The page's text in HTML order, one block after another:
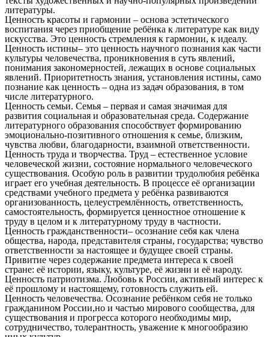
литературы.
Ценность красоты и гармонии – основа эстетического
воспитания через приобщение ребёнка к литературе как виду
искусства. Это ценность стремления к гармонии, к идеалу.
Ценность истины– это ценность научного познания как части
культуры человечества, проникновения в суть явлений,
понимания закономерностей, лежащих в основе социальных
явлений. Приоритетность знания, установления истины, само
познание как ценность – одна из задач образования, в том
числе литературного.
Ценность семьи. Семья – первая и самая значимая для
развития социальная и образовательная среда. Содержание
литературного образования способствует формированию
эмоционально-позитивного отношения к семье, близким,
чувства любви, благодарности, взаимной ответственности.
Ценность труда и творчества. Труд – естественное условие
человеческой жизни, состояние нормального человеческого
существования. Особую роль в развитии трудолюбия ребёнка
играет его учебная деятельность. В процессе её организации
средствами учебного предмета у ребёнка развиваются
организованность, целеустремлённость, ответственность,
самостоятельность, формируется ценностное отношение к
труду в целом и к литературному труду в частности.
Ценность гражданственности– осознание себя как члена
общества, народа, представителя страны, государства; чувство
ответственности за настоящее и будущее своей страны.
Привитие через содержание предмета интереса к своей
стране: её истории, языку, культуре, её жизни и её народу.
Ценность патриотизма. Любовь к России, активный интерес к
её прошлому и настоящему, готовность служить ей.
Ценность человечества. Осознание ребёнком себя не только
гражданином России,но и частью мирового сообщества, для
существования и прогресса которого необходимы мир,
сотрудничество, толерантность, уважение к многообразию